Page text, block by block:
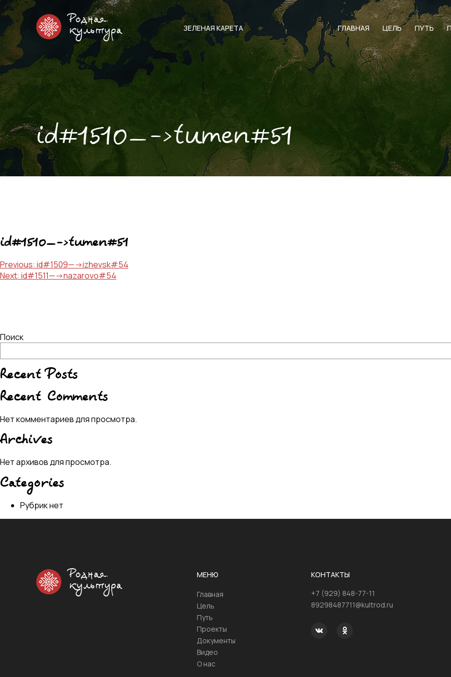
Родная
культура
ЗЕЛЕНАЯ КАРЕТА ГЛАВНАЯ ЦЕЛЬ ПУТЬ
id#1510—->tumen#51
id#1510—->tumen#51
Навигация
по
Previous: id#1509—->izhevsk#54
Next: id#1511—->nazarovo#54
Поиск
Recent Posts
Recent Comments
Нет комментариев для просмотра.
Archives
Нет архивов для просмотра.
Categories
Рубрик нет
Родная
культура
МЕНЮ
Главная
Цель
Путь
Проекты
Документы
Видео
О нас
КОНТАКТЫ
+7 (929) 848-77-11
89298487711@kultrod.ru